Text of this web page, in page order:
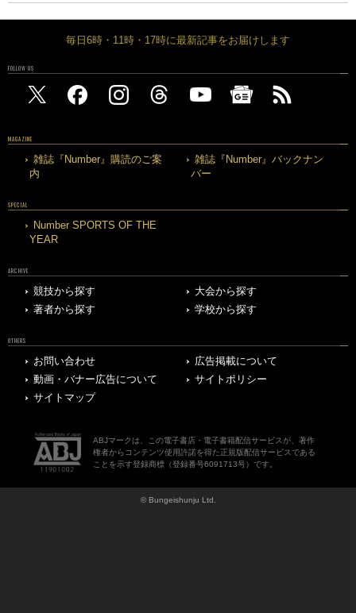
毎日6時・11時・17時に最新記事をお届けします
FOLLOW US
MAGAZINE
雑誌『Number』購読のご案
内
雑誌『Number』バックナン
バー
SPECIAL
Number SPORTS OF THE
YEAR
ARCHIVE
競技から探す
大会から探す
著者から探す
学校から探す
OTHERS
お問い合わせ
広告掲載について
動画・バナー広告について
サイトポリシー
サイトマップ
ABJマークは、この電子書店・電子書籍配信サービスが、著作
権者からコンテンツ使用許諾を得た正規版配信サービスである
ことを示す登録商標（登録番号6091713号）です。
© Bungeishunju Ltd.